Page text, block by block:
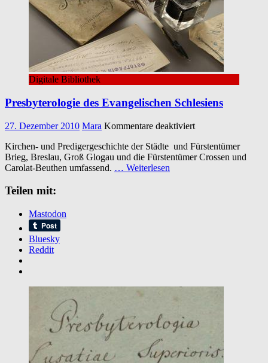
Digitale Bibliothek
Presbyterologie des Evangelischen Schlesiens
27. Dezember 2010 Mara Kommentare deaktiviertfür
des
Evangelischen
Kirchen- und Predigergeschichte der Städte und Fürstentümer
Brieg, Breslau, Groß Glogau und die Fürstentümer Crossen und
Carolat-Beuthen umfassend. … Weiterlesen
Teilen mit:
Mastodon
Bluesky
Reddit